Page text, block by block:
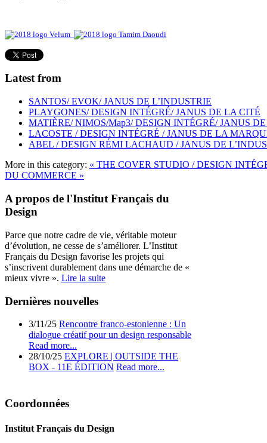
Latest from
SANTOS/ EVOK/ JANUS DE L’INDUSTRIE
PLAYGONES/ DESIGN INTÉGRÉ/ JANUS DE LA CITÉ
MATIÈRE/ NIMOS/Map3/ DESIGN INTÉGRÉ/ JANUS
LACOSTE / DESIGN INTÉGRÉ / JANUS DE LA
ABEL / DESIGN RÉMI LACHAUD / JANUS DE
More in this category: « THE COVER STUDIO / DESIGN
DU COMMERCE »
A propos de l'Institut Français du
Design
Parce que notre cadre de vie, véritable moteur
d’évolution, ne cesse de s’améliorer. L’Institut
Français du Design favorise les projets qui
s’inscrivent durablement dans une démarche de «
mieux vivre ». Lire la suite
Dernières nouvelles
3/11/25 Rencontre franco-estonienne : Un
dialogue créatif pour un design responsable
Read more...
28/10/25 EXPLORE | OUTSIDE THE
BOX - 11E ÉDITION Read more...
Coordonnées
Institut Français du Design